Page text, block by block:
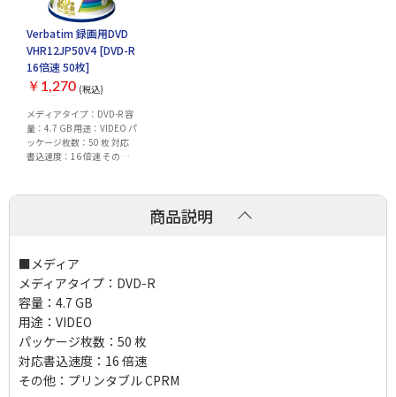
Verbatim 録画用DVD
VHR12JP50V4 [DVD-R
16倍速 50枚]
￥1,270 (税込)
メディアタイプ：DVD-R 容
量：4.7 GB 用途：VIDEO パ
ッケージ枚数：50 枚 対応
書込速度：16 倍速 その
商品説明
■メディア
メディアタイプ：DVD-R
容量：4.7 GB
用途：VIDEO
パッケージ枚数：50 枚
対応書込速度：16 倍速
その他：プリンタブル CPRM